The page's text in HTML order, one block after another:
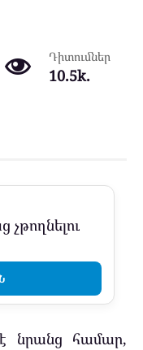
Դիտումներ
10.5k.
նրանց համար,